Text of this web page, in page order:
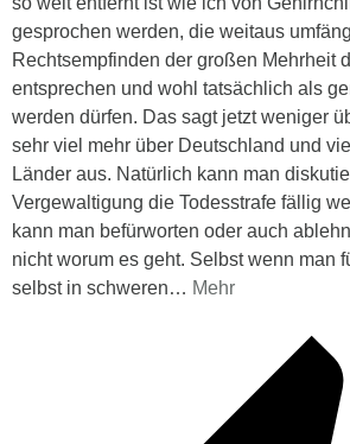
gesprochen werden, die weitaus
Rechtsempfinden der großen Mehrheit
entsprechen und wohl tatsächlich als
werden dürfen. Das sagt jetzt weniger
sehr viel mehr über Deutschland und
Länder aus. Natürlich kann man
Vergewaltigung die Todesstrafe fällig
kann man befürworten oder auch
nicht worum es geht. Selbst wenn man
selbst in schweren… Mehr